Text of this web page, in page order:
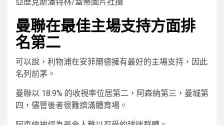
亞歷克斯潘特林/蓋蒂圖片社攝
曼聯在最佳主場支持方面排
名第二
可以說，利物浦在安菲爾德擁有最好的主場支持，因此
名列前茅。
曼聯以 18.9% 的收視率位居第二，阿森納第三，曼城第
四，儘管後者很難擠滿體育場。